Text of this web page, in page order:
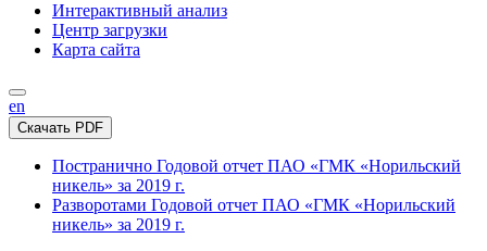
Интерактивный анализ
Центр загрузки
Карта сайта
en
Скачать PDF
Постранично Годовой отчет ПАО «ГМК «Норильский
никель» за 2019 г.
Разворотами Годовой отчет ПАО «ГМК «Норильский
никель» за 2019 г.